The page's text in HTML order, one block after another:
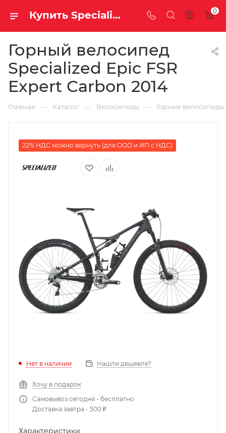
Купить Specialized Epic FSR Expert Carbon 2014 за рублей, а со скидкой 0
Горный велосипед
Specialized Epic FSR
Expert Carbon 2014
Главная — Каталог — Велосипеды — Горные велосипеды
22% НДС можно вернуть (для ООО и ИП с НДС)
Нет в наличии Нашли дешевле?
Хочу в подарок
Самовывоз сегодня - бесплатно
Доставка завтра - 500 ₽
Характеристики